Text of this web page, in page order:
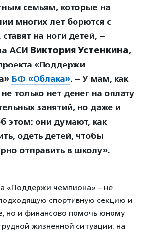
семьям, которые на
многих лет борются с
на ноги детей, –
АСИ Виктория Устенкина,
«Поддержи
БФ «Облака». – У мам, как
только нет денег на оплату
занятий, но даже и
этом: они думают, как
одеть детей, чтобы
отправить в школу».
«Поддержи чемпиона» – не
спортивную секцию и
но и финансово помочь юному
жизненной ситуации: на